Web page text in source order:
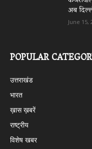
अब
June 15,
POPULAR
उत्तराखंड
भारत
ख़ास ख़बरें
राष्ट्रीय
विशेष खबर